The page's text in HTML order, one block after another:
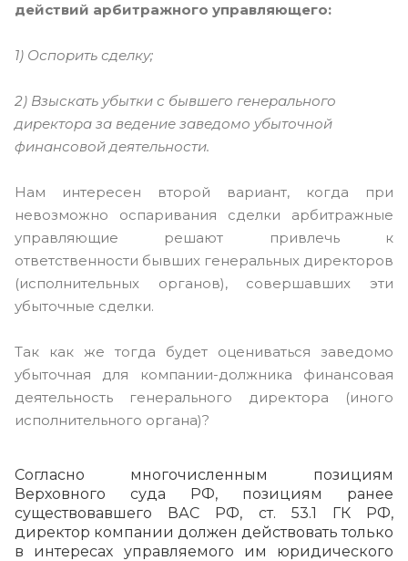
действий арбитражного управляющего:
1) Оспорить сделку;
2) Взыскать убытки с бывшего генерального
директора за ведение заведомо убыточной
финансовой деятельности.
Нам интересен второй вариант, когда при
невозможно оспаривания сделки арбитражные
управляющие решают привлечь к
ответственности бывших генеральных директоров
(исполнительных органов), совершавших эти
убыточные сделки.
Так как же тогда будет оцениваться заведомо
убыточная для компании-должника финансовая
деятельность генерального директора (иного
исполнительного органа)?
Согласно многочисленным позициям
Верховного суда РФ, позициям ранее
существовавшего ВАС РФ, ст. 53.1 ГК РФ,
директор компании должен действовать только
в интересах управляемого им юридического